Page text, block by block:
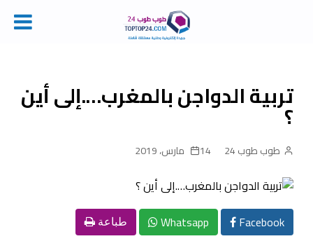
contentتربية الدواجن بالمغرب….إلى أين
؟
طوب طوب 24 14 مارس، 2019
Facebook
Whatsapp طباعة